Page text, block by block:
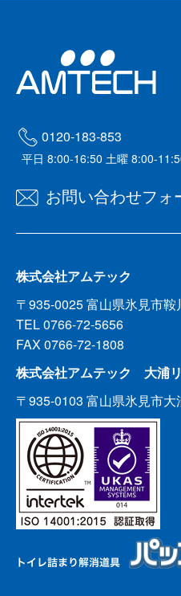
0120-183-853
平日 8:00-16:50 土曜 8:00-
お問い合わせフォ
株式会社アムテック
〒935-0025 富山県氷見市鞍
TEL 0766-72-5656
FAX 0766-72-1808
株式会社アムテック 大浦
〒935-0103 富山県氷見市大